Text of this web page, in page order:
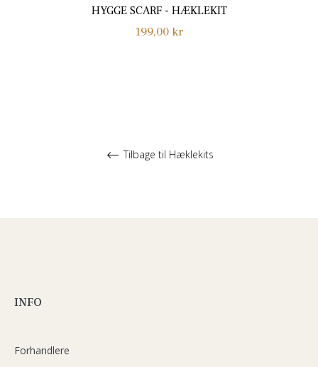
HYGGE SCARF - HÆKLEKIT
Normalpris
199,00 kr
Tilbage til Hæklekits
INFO
Forhandlere